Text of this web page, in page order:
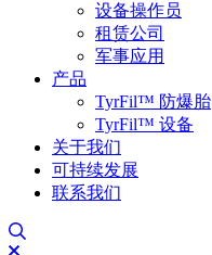
设备操作员
租赁公司
军事应用
产品
TyrFil™ 防爆胎
TyrFil™ 设备
关于我们
可持续发展
联系我们